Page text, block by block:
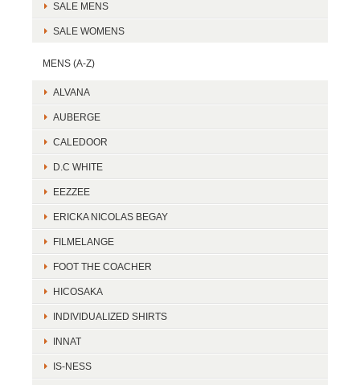
SALE MENS
SALE WOMENS
MENS (A-Z)
ALVANA
AUBERGE
CALEDOOR
D.C WHITE
EEZZEE
ERICKA NICOLAS BEGAY
FILMELANGE
FOOT THE COACHER
HICOSAKA
INDIVIDUALIZED SHIRTS
INNAT
IS-NESS